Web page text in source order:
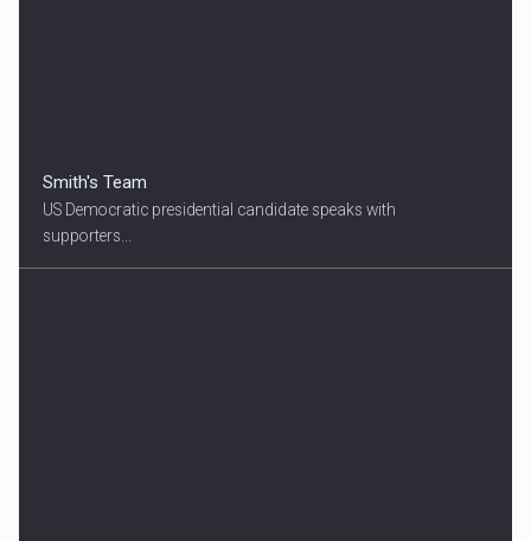
Smith's Team
US Democratic presidential candidate speaks with
supporters...